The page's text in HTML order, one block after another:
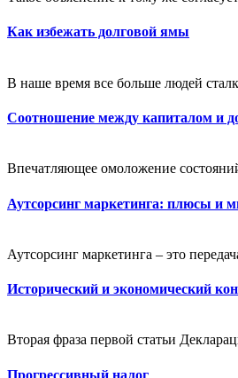
Как избежать долговой ямы
В наше время все больше людей
Соотношение между капиталом и
Впечатляющее омоложение
Аутсорсинг маркетинга: плюсы и
Аутсорсинг маркетинга – это
Исторический и экономический
Вторая фраза первой статьи
Прогрессивный налог